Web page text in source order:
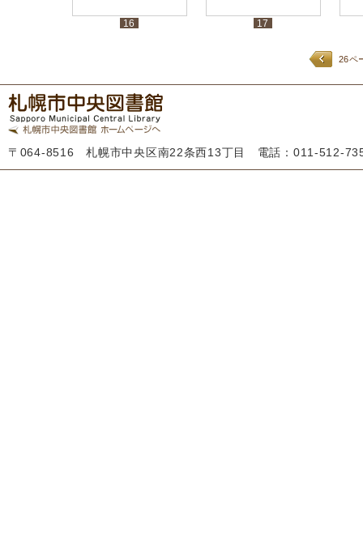
16 17
26ペ
〒064-8516 札幌市中央区南22条西13丁目 電話：011-512-